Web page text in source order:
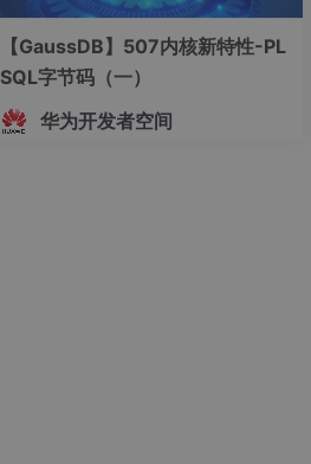
【GaussDB】507内核新特性-PL
SQL字节码（一）
华为开发者空间